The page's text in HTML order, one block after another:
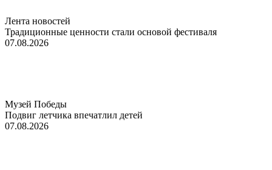
Лента новостей
Традиционные ценности стали основой фестиваля
07.08.2026
Музей Победы
Подвиг летчика впечатлил детей
07.08.2026